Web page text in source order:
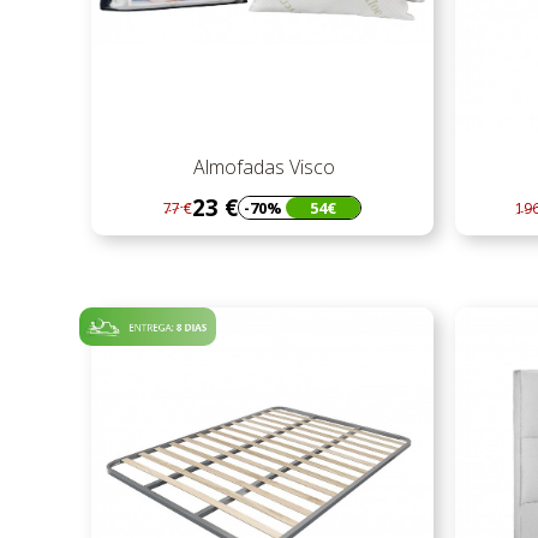
Almofadas Visco
Regular
preço
77 €23 €
Preço -70% 54€